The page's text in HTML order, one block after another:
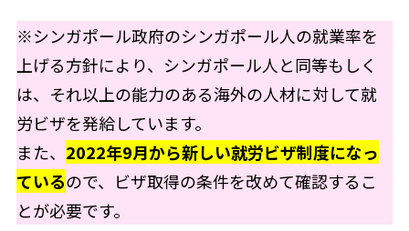
※シンガポール政府のシンガポール人の就業率を
上げる方針により、シンガポール人と同等もしく
は、それ以上の能力のある海外の人材に対して就
労ビザを発給しています。
また、 2022年9月から新しい就労ビザ制度になっ
ているので、ビザ取得の条件を改めて確認するこ
とが必要です。